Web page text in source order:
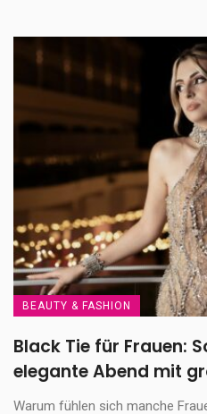
BEAUTY & FASHION
Black Tie für Frauen:
elegante Abend mit
Warum fühlen sich manche